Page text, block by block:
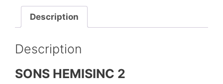
c
e
b
o
o
itt
er
at
s
A
p
p
l
g
Description
Description
SONS HEMISINC 2